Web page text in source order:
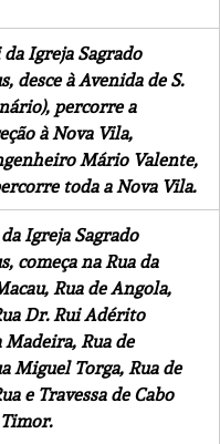
da Igreja Sagrado
desce à Avenida de S.
percorre a
à Nova Vila,
Mário Valente,
toda a Nova Vila.
da Igreja Sagrado
começa na Rua da
Rua de Angola,
Dr. Rui Adérito
Madeira, Rua de
Miguel Torga, Rua de
e Travessa de Cabo